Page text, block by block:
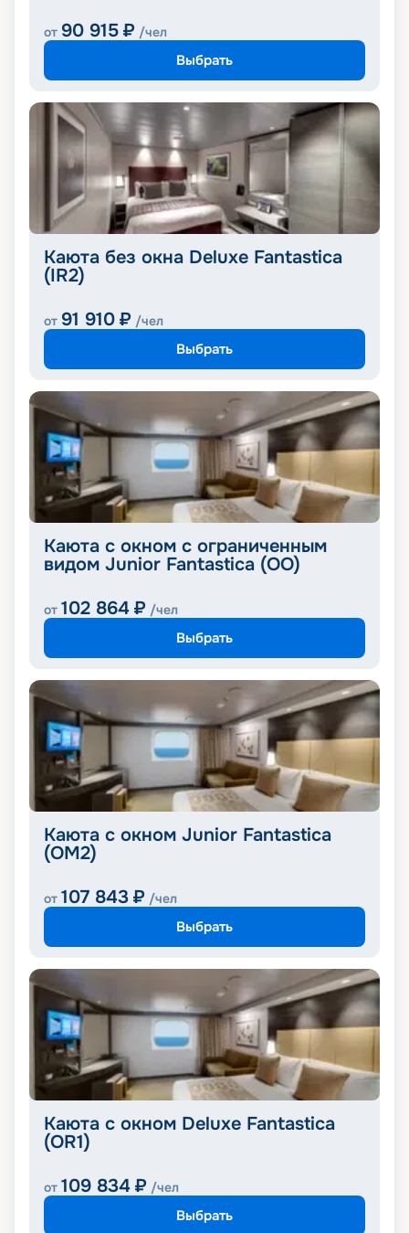
от 90 915 ₽ /чел
Выбрать
Каюта без окна Deluxe Fantastica
(IR2)
от 91 910 ₽ /чел
Выбрать
Каюта с окном с ограниченным
видом Junior Fantastica (OO)
от 102 864 ₽ /чел
Выбрать
Каюта с окном Junior Fantastica
(OM2)
от 107 843 ₽ /чел
Выбрать
Каюта с окном Deluxe Fantastica
(OR1)
от 109 834 ₽ /чел
Выбрать